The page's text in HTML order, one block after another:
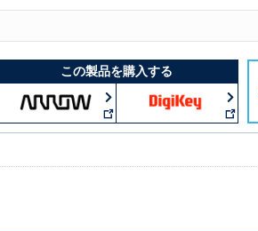
この製品を購入する